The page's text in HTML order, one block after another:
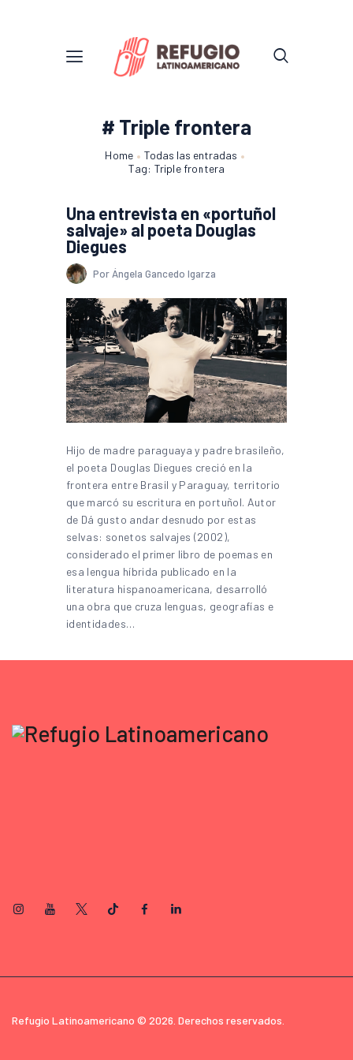
# Triple frontera
Home
Todas las entradas
Tag: Triple frontera
Una entrevista en «portuñol
salvaje» al poeta Douglas
Diegues
Por Ángela Gancedo Igarza
Hijo de madre paraguaya y padre brasileño,
el poeta Douglas Diegues creció en la
frontera entre Brasil y Paraguay, territorio
que marcó su escritura en portuñol. Autor
de Dá gusto andar desnudo por estas
selvas: sonetos salvajes (2002),
considerado el primer libro de poemas en
esa lengua híbrida publicado en la
literatura hispanoamericana, desarrolló
una obra que cruza lenguas, geografías e
identidades…
Refugio Latinoamericano © 2026. Derechos reservados.